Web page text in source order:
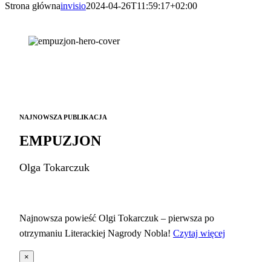
Strona głównainvisio2024-04-26T11:59:17+02:00
NAJNOWSZA PUBLIKACJA
EMPUZJON
Olga Tokarczuk
Najnowsza powieść Olgi Tokarczuk – pierwsza po
otrzymaniu Literackiej Nagrody Nobla! Czytaj więcej
×